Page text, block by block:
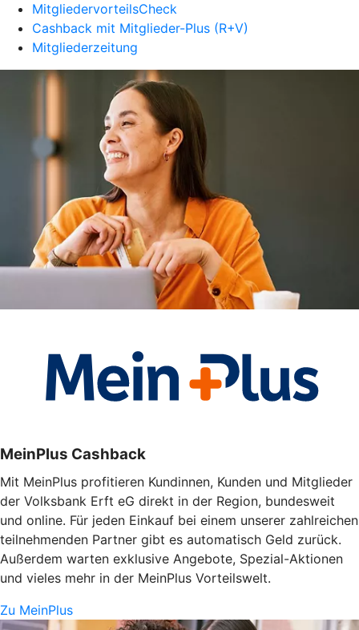
MitgliedervorteilsCheck
Cashback mit Mitglieder-Plus (R+V)
Mitgliederzeitung
MeinPlus Cashback
Mit MeinPlus profitieren Kundinnen, Kunden und Mitglieder
der Volksbank Erft eG direkt in der Region, bundesweit
und online. Für jeden Einkauf bei einem unserer zahlreichen
teilnehmenden Partner gibt es automatisch Geld zurück.
Außerdem warten exklusive Angebote, Spezial-Aktionen
und vieles mehr in der MeinPlus Vorteilswelt.
Zu MeinPlus